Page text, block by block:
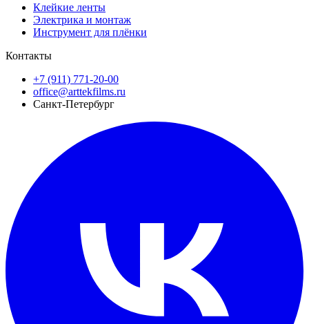
Клейкие ленты
Электрика и монтаж
Инструмент для плёнки
Контакты
+7 (911) 771-20-00
office@arttekfilms.ru
Санкт-Петербург